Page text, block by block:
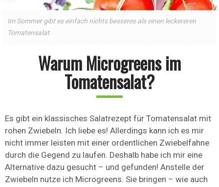
Im Sommer gibt es einfach nichts besseres als einen leckereren
Tomatensalat.
Warum Microgreens im
Tomatensalat?
Es gibt ein klassisches Salatrezept für Tomatensalat mit
rohen Zwiebeln. Ich liebe es! Allerdings kann ich es mir
nicht immer leisten mit einer ordentlichen Zwiebelfahne
durch die Gegend zu laufen. Deshalb habe ich mir eine
Alternative dazu gesucht – und gefunden! Anstelle der
Zwiebeln nutze ich Microgreens. Sie bringen – wie auch